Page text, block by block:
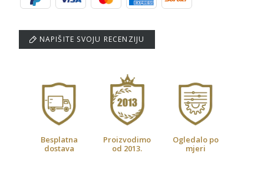
NAPIŠITE SVOJU RECENZIJU
Besplatna
dostava
Proizvodimo
od 2013.
Ogledalo po
mjeri